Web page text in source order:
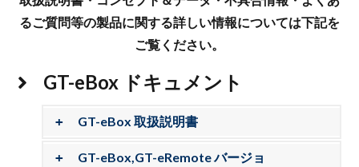
るご質問等の製品に関する詳しい情報については下記を
ご覧ください。
GT-eBox ドキュメント
GT-eBox 取扱説明書
GT-eBox,GT-eRemote バージョ